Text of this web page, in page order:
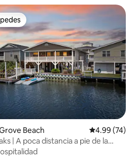
entre huéspedes
Beach Calificación
4.99 (74)
| A poca distancia a pie de la